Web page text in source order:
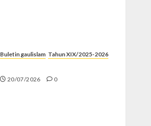
Buletin gaulislam Tahun XIX/2025-2026
20/07/2026 0